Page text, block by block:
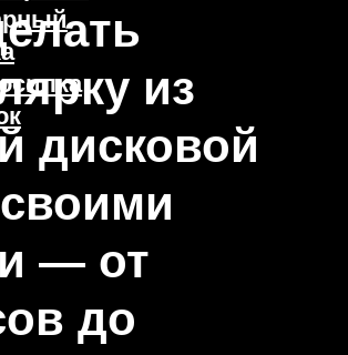
из
дисковой
— от
до